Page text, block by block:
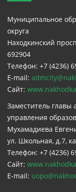
Муниципальное
округа
Находкинский
692904
Телефон: +7 (4236)
E-mail:
Сайт:
Заместитель
управления
Мухамадиева
ул. Школьная, д.7,
Телефон: +7 (4236)
Сайт:
E-mail: